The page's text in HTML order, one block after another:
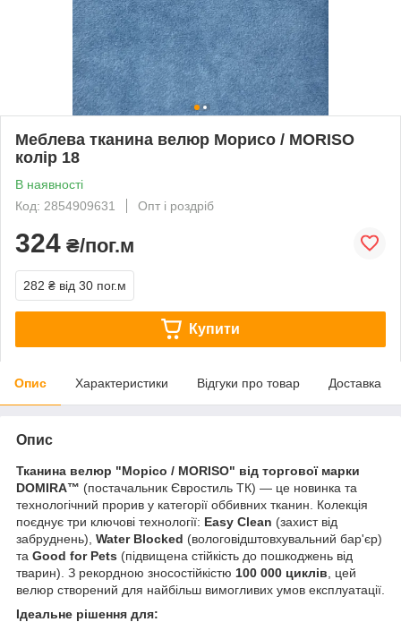
Меблева тканина велюр Морисо / MORISO
колір 18
В наявності
Код: 2854909631
Опт і роздріб
324 ₴/пог.м
282 ₴ від 30 пог.м
Купити
Опис Характеристики Відгуки про товар Доставка
Опис
Тканина велюр "Морісо / MORISO" від торгової марки
DOMIRA™ (постачальник Євростиль ТК) — це новинка та
технологічний прорив у категорії оббивних тканин. Колекція
поєднує три ключові технології: Easy Clean (захист від
забруднень), Water Blocked (вологовідштовхувальний бар'єр)
та Good for Pets (підвищена стійкість до пошкоджень від
тварин). З рекордною зносостійкістю 100 000 циклів , цей
велюр створений для найбільш вимогливих умов експлуатації.
Ідеальне рішення для: